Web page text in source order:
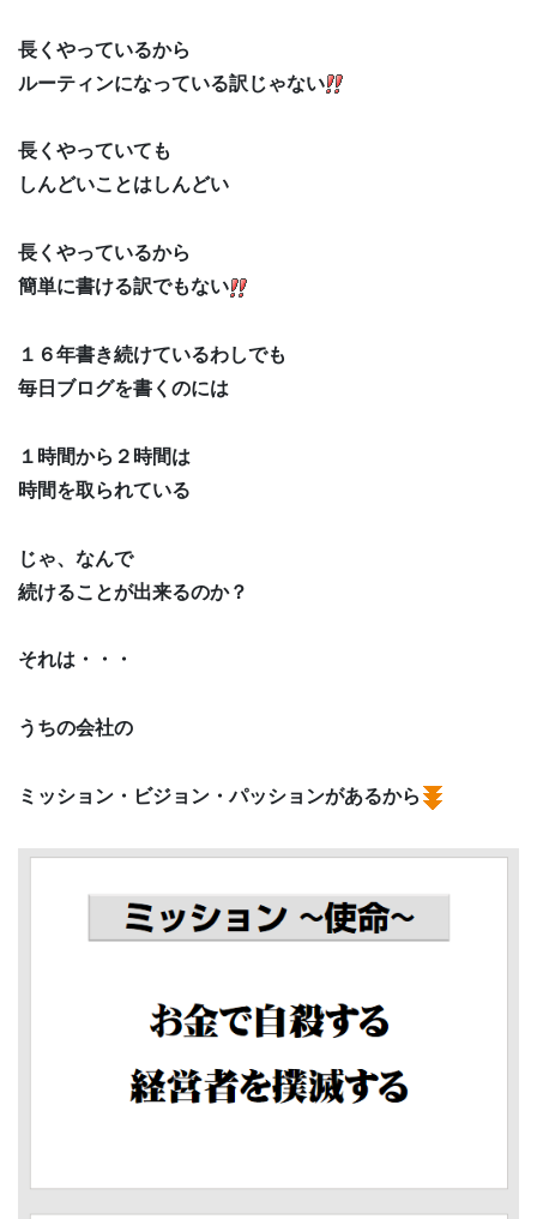
長くやっているから
ルーティンになっている訳じゃない
長くやっていても
しんどいことはしんどい
長くやっているから
簡単に書ける訳でもない
１６年書き続けているわしでも
毎日ブログを書くのには
１時間から２時間は
時間を取られている
じゃ、なんで
続けることが出来るのか？
それは・・・
うちの会社の
ミッション・ビジョン・パッションがあるから